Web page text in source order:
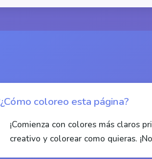
¿Cómo coloreo esta página?
¡Comienza con colores más claros
creativo y colorear como quieras.